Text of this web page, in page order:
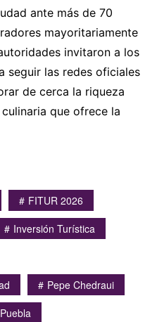
ante más de 70
mayoritariamente
invitaron a los
seguir las redes oficiales
de cerca la riqueza
que ofrece la
FITUR 2026
Inversión Turística
Pepe Chedraui